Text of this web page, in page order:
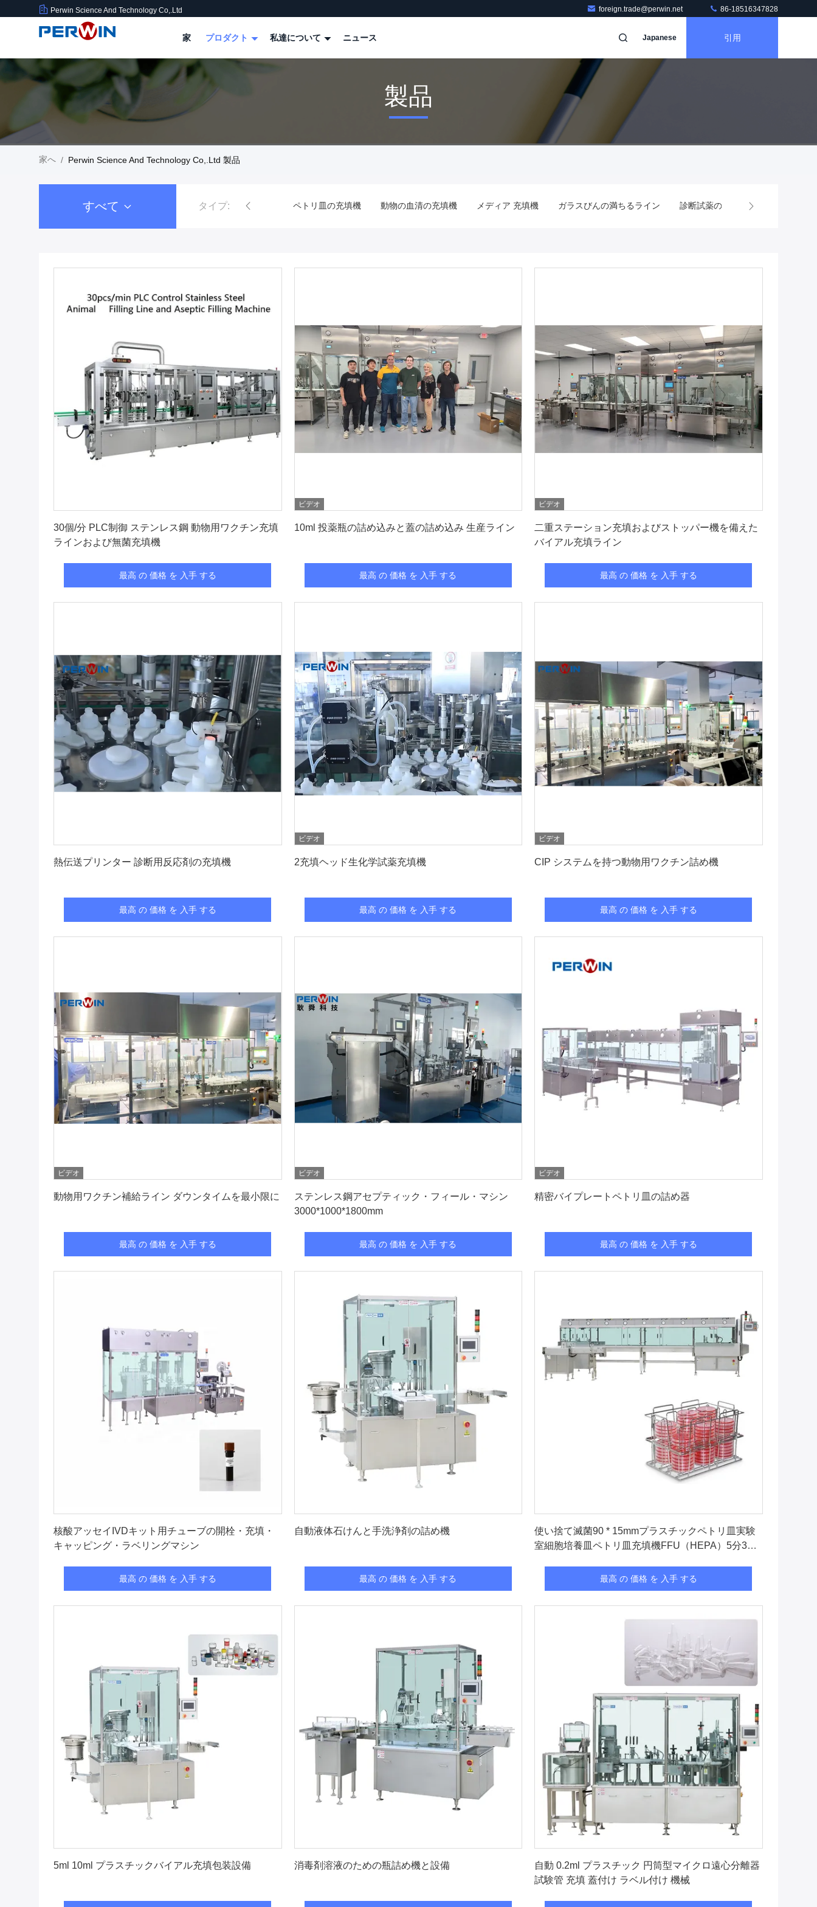
Perwin Science And Technology Co,.Ltd foreign.trade@perwin.net 86-18516347828
家 プロダクト 私達について ニュース Japanese 引用
製品
家へ / Perwin Science And Technology Co,.Ltd 製品
すべて タイプ: 無菌充填機 ペトリ皿の充填機 動物の血清の充填機 メディア 充填機 ガラスびんの満ちるライン 診断試薬の満ちるライン
30個/分 PLC制御 ステンレス鋼 動物用ワクチン充填
ラインおよび無菌充填機
最高 の 価格 を 入手 する
ビデオ
10ml 投薬瓶の詰め込みと蓋の詰め込み 生産ライン
最高 の 価格 を 入手 する
ビデオ
二重ステーション充填およびストッパー機を備えた
バイアル充填ライン
最高 の 価格 を 入手 する
熱伝送プリンター 診断用反応剤の充填機
最高 の 価格 を 入手 する
ビデオ
2充填ヘッド生化学試薬充填機
最高 の 価格 を 入手 する
ビデオ
CIP システムを持つ動物用ワクチン詰め機
最高 の 価格 を 入手 する
ビデオ
動物用ワクチン補給ライン ダウンタイムを最小限に
最高 の 価格 を 入手 する
ビデオ
ステンレス鋼アセプティック・フィール・マシン
3000*1000*1800mm
最高 の 価格 を 入手 する
ビデオ
精密バイプレートペトリ皿の詰め器
最高 の 価格 を 入手 する
核酸アッセイIVDキット用チューブの開栓・充填・
キャッピング・ラベリングマシン
最高 の 価格 を 入手 する
自動液体石けんと手洗浄剤の詰め機
最高 の 価格 を 入手 する
使い捨て滅菌90 * 15mmプラスチックペトリ皿実験
室細胞培養皿ペトリ皿充填機FFU（HEPA）5分3〜
最高 の 価格 を 入手 する
5ml 10ml プラスチックバイアル充填包装設備 消毒剤溶液のための瓶詰め機と設備
自動 0.2ml プラスチック 円筒型マイクロ遠心分離器
試験管 充填 蓋付け ラベル付け 機械